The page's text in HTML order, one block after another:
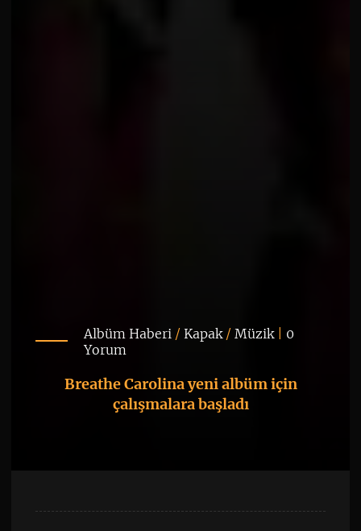
Albüm Haberi/ Kapak/ Müzik| 0
Yorum
Breathe Carolina yeni albüm için
çalışmalara başladı